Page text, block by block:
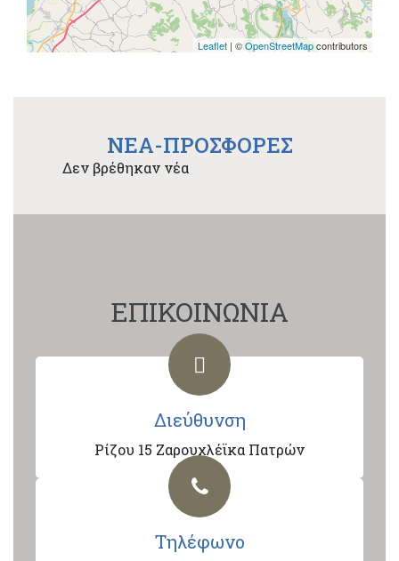
Leaflet | ©OpenStreetMapcontributors
NEA-ΠΡΟΣΦΟΡΕΣ
Δεν βρέθηκαν νέα
ΕΠΙΚΟΙΝΩΝΙΑ
Διεύθυνση
Ρίζου 15 Ζαρουχλέϊκα Πατρών
Τηλέφωνο